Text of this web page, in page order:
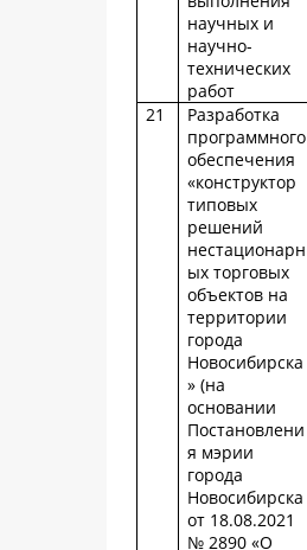
научных и
научно-
технических
работ
21
Разработка
программного
обеспечения
«конструктор
типовых
решений
нестационарн
ых торговых
объектов на
территории
города
Новосибирска
» (на
основании
Постановлени
я мэрии
города
Новосибирска
от 18.08.2021
№ 2890 «О